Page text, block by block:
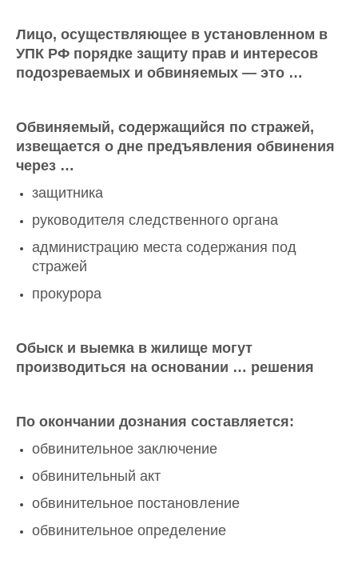
Лицо, осуществляющее в установленном в
УПК РФ порядке защиту прав и интересов
подозреваемых и обвиняемых — это …
Обвиняемый, содержащийся по стражей,
извещается о дне предъявления обвинения
через …
защитника
руководителя следственного органа
администрацию места содержания под
стражей
прокурора
Обыск и выемка в жилище могут
производиться на основании … решения
По окончании дознания составляется:
обвинительное заключение
обвинительный акт
обвинительное постановление
обвинительное определение